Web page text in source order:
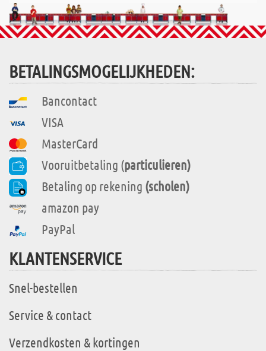
BETALINGSMOGELIJKHEDEN:
Bancontact
VISA
MasterCard
Vooruitbetaling (particulieren)
Betaling op rekening (scholen)
amazon pay
PayPal
KLANTENSERVICE
Snel-bestellen
Service & contact
Verzendkosten & kortingen